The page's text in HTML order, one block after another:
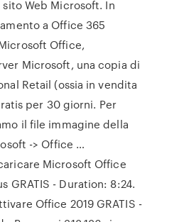
Web Microsoft. In
a Office 365
Office,
Microsoft, una copia di
Retail (ossia in vendita
per 30 giorni. Per
il file immagine della
-> Office …
Microsoft Office
GRATIS - Duration: 8:24.
Office 2019 GRATIS -